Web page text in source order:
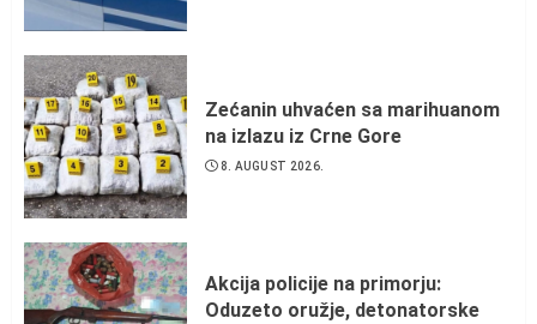
Zećanin uhvaćen sa marihuanom
na izlazu iz Crne Gore
8. AUGUST 2026.
Akcija policije na primorju:
Oduzeto oružje, detonatorske